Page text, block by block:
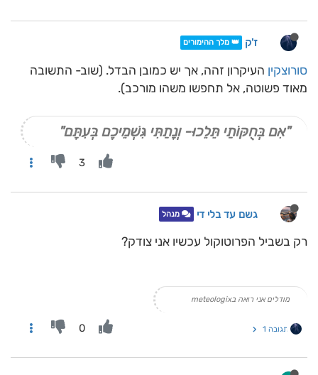
ז'ק 👑 מלך ההימורים
סורוצקין העיקרון זהה, אך יש כמובן הבדל. (שוב- התשובה
מאוד פשוטה, אל תחפשו משהו מורכב).
"אִם בְּחֻקּוֹתַי תֵּלֵכוּ- וְנָתַתִּי גִּשְׁמֵיכֶם בְּעִתָּם"
3
גשם עד בלי די מנהל
רק בשביל הפרוטוקול עכשיו אני צודק?
מודלים אני רואה בmeteologix
תגובה 1 0